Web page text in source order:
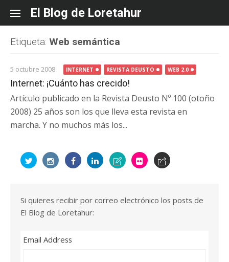
content
El Blog de Loretahur
Etiqueta: Web semántica
5 octubre 2008 INTERNET REVISTA DEUSTO WEB 2.0
Internet: ¡Cuánto has crecido!
Artículo publicado en la Revista Deusto Nº 100 (otoño
2008) 25 años son los que lleva esta revista en
marcha. Y no muchos más los...
Si quieres recibir por correo electrónico los posts de
El Blog de Loretahur:
Email Address